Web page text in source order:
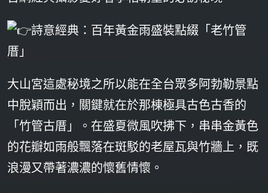
詩意經典：百年黃金雨盛裝點綴「老竹管
厝」
大山宮這處秘境之所以能在全台眾多阿勃勒景點
中脫穎而出，關鍵就在於那棟極具古色古香的
「竹管古厝」。在盛夏微風吹拂下，串串金黃色
的花瓣如雨般飄落在斑駁的老屋瓦與竹牆上，既
浪漫又帶著濃濃的懷舊情懷。